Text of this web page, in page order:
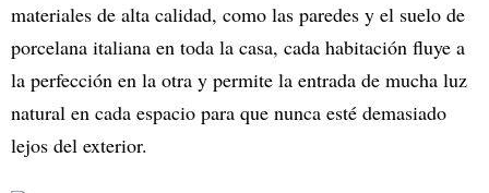
materiales de alta calidad, como las paredes y el suelo de
porcelana italiana en toda la casa, cada habitación fluye a
la perfección en la otra y permite la entrada de mucha luz
natural en cada espacio para que nunca esté demasiado
lejos del exterior.